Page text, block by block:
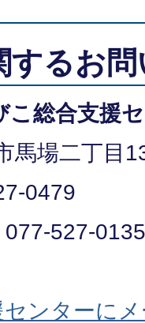
するお
こ総合支援
馬場二丁目
0479
527-0135
ンターに